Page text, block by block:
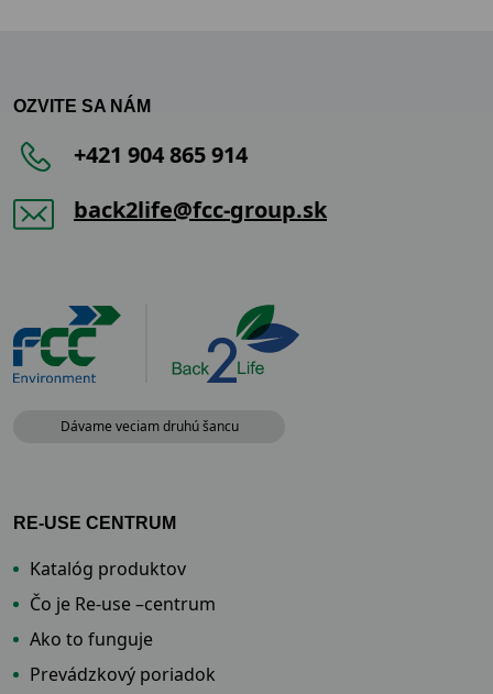
OZVITE SA NÁM
+421 904 865 914
back2life@fcc-group.sk
Dávame veciam druhú šancu
RE-USE CENTRUM
Katalóg produktov
Čo je Re-use –centrum
Ako to funguje
Prevádzkový poriadok